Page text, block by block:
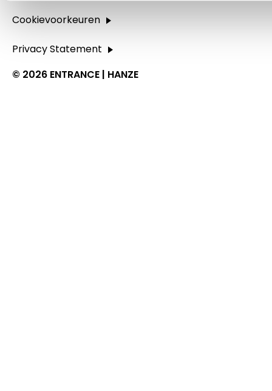
© 2026 ENTRANCE | HANZE
Cookievoorkeuren
Privacy Statement